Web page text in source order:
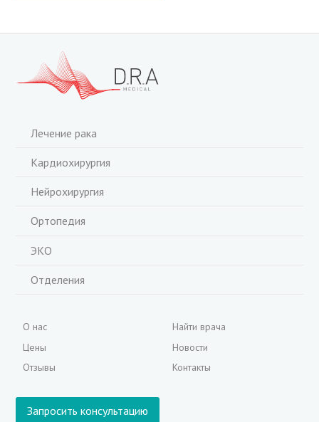
Лечение рака
Кардиохирургия
Нейрохирургия
Ортопедия
ЭКО
Отделения
О нас
Цены
Отзывы
Найти врача
Новости
Контакты
Запросить консультацию